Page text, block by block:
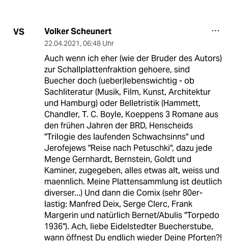
VS Volker Scheunert
22.04.2021, 06:48 Uhr
Auch wenn ich eher (wie der Bruder des Autors)
zur Schallplattenfraktion gehoere, sind
Buecher doch (ueber)lebenswichtig - ob
Sachliteratur (Musik, Film, Kunst, Architektur
und Hamburg) oder Belletristik (Hammett,
Chandler, T. C. Boyle, Koeppens 3 Romane aus
den frühen Jahren der BRD, Henscheids
"Trilogie des laufenden Schwachsinns" und
Jerofejews "Reise nach Petuschki", dazu jede
Menge Gernhardt, Bernstein, Goldt und
Kaminer, zugegeben, alles etwas alt, weiss und
maennlich. Meine Plattensammlung ist deutlich
diverser...) Und dann die Comix (sehr 80er-
lastig: Manfred Deix, Serge Clerc, Frank
Margerin und natürlich Bernet/Abulis "Torpedo
1936"). Ach, liebe Eidelstedter Buecherstube,
wann öffnest Du endlich wieder Deine Pforten?!